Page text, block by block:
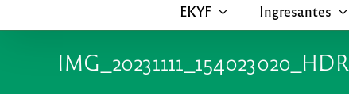
EKYF Ingresantes
IMG_20231111_154023020_HDR